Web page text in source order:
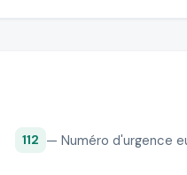
112 — Numéro d'urgence